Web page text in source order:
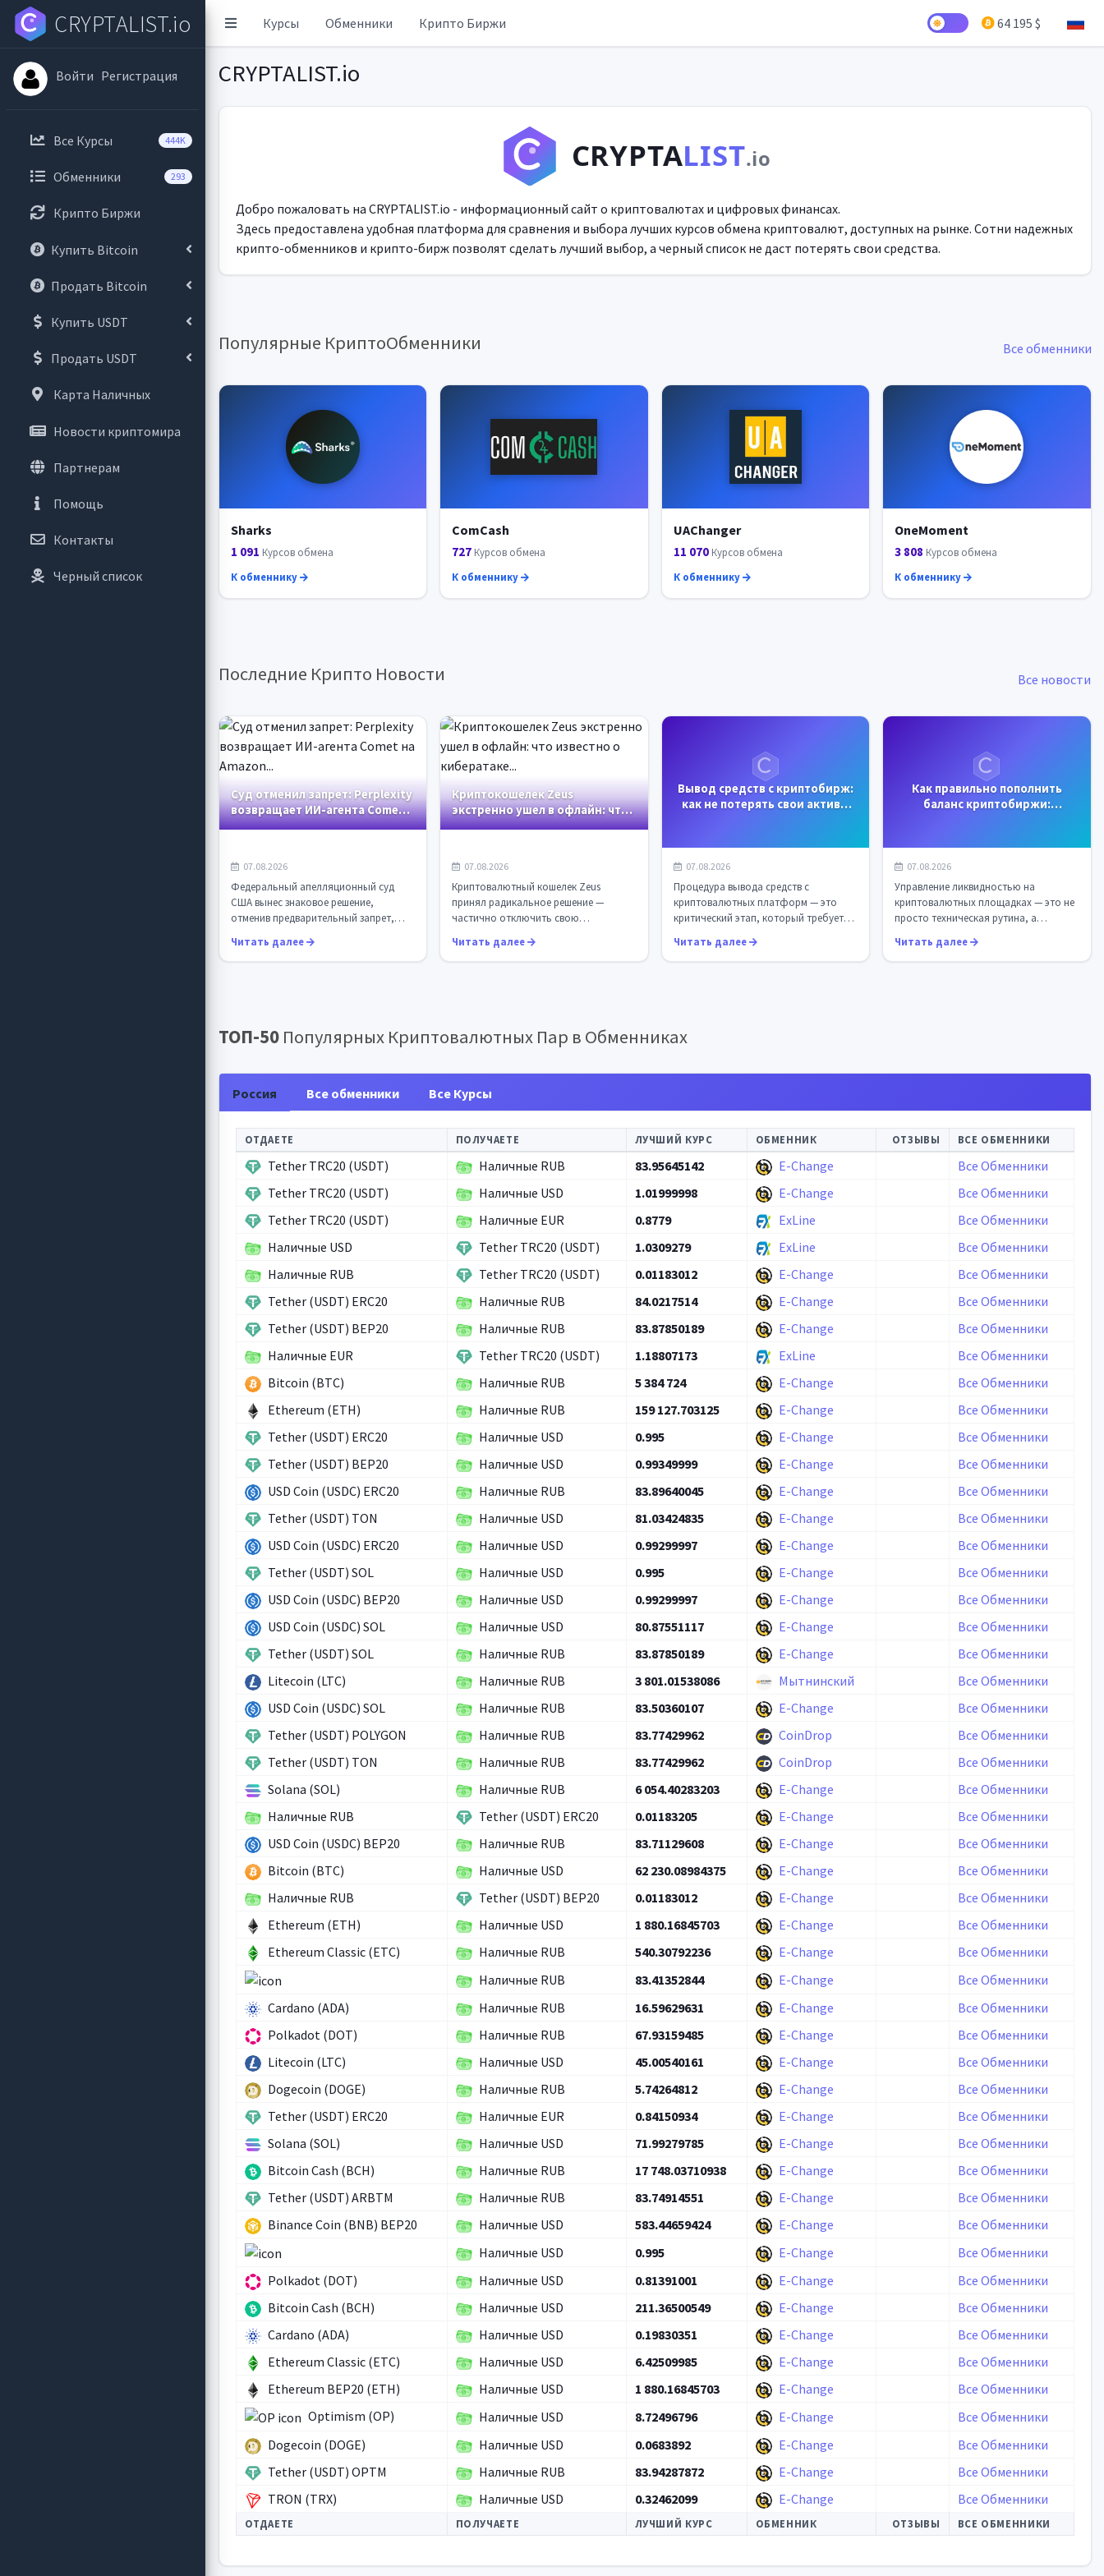
Курсы Обменники Крипто Биржи 64 195 $
CRYPTALIST.io
Войти Регистрация
Все Курсы 444K
Обменники 293
Крипто Биржи
Купить Bitcoin
Продать Bitcoin
Купить USDT
Продать USDT
Карта Наличных
Новости криптомира
Партнерам
Помощь
Контакты
Черный список
CRYPTALIST.io
CRYPTALIST.io
Добро пожаловать на CRYPTALIST.io - информационный сайт о криптовалютах и цифровых финансах.
Здесь предоставлена удобная платформа для сравнения и выбора лучших курсов обмена криптовалют, доступных на рынке. Сотни надежных
крипто-обменников и крипто-бирж позволят сделать лучший выбор, а черный список не даст потерять свои средства.
Популярные КриптоОбменники Все обменники
Sharks
1 091 Курсов обмена
К обменнику
ComCash
727 Курсов обмена
К обменнику
UAChanger
11 070Курсов обмена
К обменнику
OneMoment
3 808 Курсов обмена
К обменнику
Последние Крипто Новости Все новости
Суд отменил запрет: Perplexity
возвращает ИИ-агента Comet
на Amazon...
07.08.2026
Федеральный апелляционный суд
США вынес знаковое решение,
отменив предварительный запрет,
Читать далее
Криптокошелек Zeus
экстренно ушел в офлайн: что
известно о кибератаке...
07.08.2026
Криптовалютный кошелек Zeus
принял радикальное решение —
частично отключить свою
признак...
Читать далее
Вывод средств с криптобирж:
как не потерять свои активы
07.08.2026
Процедура вывода средств с
криптовалютных платформ — это
критический этап, который требует
Читать далее
Как правильно пополнить
баланс криптобиржи:
07.08.2026
Управление ликвидностью на
криптовалютных площадках — это не
просто техническая рутина, а
Читать далее
ТОП-50Популярных Криптовалютных Пар в Обменниках
Россия Все обменники Все Курсы
ОТДАЕТЕ ПОЛУЧАЕТЕ ЛУЧШИЙ КУРС ОБМЕННИК ОТЗЫВЫ ВСЕ ОБМЕННИКИ
Tether TRC20 (USDT) Наличные RUB 83.95645142 E-Change
Все Обменники
Tether TRC20 (USDT)
Наличные USD 1.01999998 E-Change
Все Обменники
Tether TRC20 (USDT)
Наличные EUR 0.8779 ExLine
Все Обменники
Наличные USD
Tether TRC20 (USDT) 1.0309279 ExLine
Все Обменники
Наличные RUB
Tether TRC20 (USDT) 0.01183012 E-Change
Все Обменники
Tether (USDT) ERC20
Наличные RUB 84.0217514 E-Change
Все Обменники
Tether (USDT) BEP20
Наличные RUB 83.87850189 E-Change
Все Обменники
Наличные EUR
Tether TRC20 (USDT) 1.18807173 ExLine
Все Обменники
Bitcoin (BTC)
Наличные RUB 5 384 724 E-Change
Все Обменники
Ethereum (ETH)
Наличные RUB 159 127.703125 E-Change
Все Обменники
Tether (USDT) ERC20
Наличные USD 0.995 E-Change
Все Обменники
Tether (USDT) BEP20
Наличные USD 0.99349999 E-Change
Все Обменники
USD Coin (USDC) ERC20
Наличные RUB 83.89640045 E-Change
Все Обменники
Tether (USDT) TON
Наличные USD 81.03424835 E-Change
Все Обменники
USD Coin (USDC) ERC20
Наличные USD 0.99299997 E-Change
Все Обменники
Tether (USDT) SOL
Наличные USD 0.995 E-Change
Все Обменники
USD Coin (USDC) BEP20
Наличные USD 0.99299997 E-Change
Все Обменники
USD Coin (USDC) SOL
Наличные USD 80.87551117 E-Change
Все Обменники
Tether (USDT) SOL
Наличные RUB 83.87850189 E-Change
Все Обменники
Litecoin (LTC)
Наличные RUB 3 801.01538086 Мытнинский
Все Обменники
USD Coin (USDC) SOL
Наличные RUB 83.50360107 E-Change
Все Обменники
Tether (USDT) POLYGON
Наличные RUB 83.77429962 CoinDrop
Все Обменники
Tether (USDT) TON
Наличные RUB 83.77429962 CoinDrop
Все Обменники
Solana (SOL)
Наличные RUB 6 054.40283203 E-Change
Все Обменники
Наличные RUB
Tether (USDT) ERC20 0.01183205 E-Change
Все Обменники
USD Coin (USDC) BEP20
Наличные RUB 83.71129608 E-Change
Все Обменники
Bitcoin (BTC)
Наличные USD 62 230.08984375 E-Change
Все Обменники
Наличные RUB
Tether (USDT) BEP20 0.01183012 E-Change
Все Обменники
Ethereum (ETH)
Наличные USD 1 880.16845703 E-Change
Все Обменники
Ethereum Classic (ETC)
Наличные RUB 540.30792236 E-Change
Все Обменники
Наличные RUB
83.41352844 E-Change
Все Обменники
Cardano (ADA)
Наличные RUB 16.59629631 E-Change
Все Обменники
Polkadot (DOT)
Наличные RUB 67.93159485 E-Change
Все Обменники
Litecoin (LTC)
Наличные USD 45.00540161 E-Change
Все Обменники
Dogecoin (DOGE)
Наличные RUB 5.74264812 E-Change
Все Обменники
Tether (USDT) ERC20
Наличные EUR 0.84150934 E-Change
Все Обменники
Solana (SOL)
Наличные USD 71.99279785 E-Change
Все Обменники
Bitcoin Cash (BCH)
Наличные RUB 17 748.03710938 E-Change
Все Обменники
Tether (USDT) ARBTM
Наличные RUB 83.74914551 E-Change
Все Обменники
Binance Coin (BNB) BEP20
Наличные USD 583.44659424 E-Change
Все Обменники
Наличные USD
0.995 E-Change
Все Обменники
Polkadot (DOT)
Наличные USD 0.81391001 E-Change
Все Обменники
Bitcoin Cash (BCH)
Наличные USD 211.36500549 E-Change
Все Обменники
Cardano (ADA)
Наличные USD 0.19830351 E-Change
Все Обменники
Ethereum Classic (ETC)
Наличные USD 6.42509985 E-Change
Все Обменники
Ethereum BEP20 (ETH)
Наличные USD 1 880.16845703 E-Change
Все Обменники
Optimism (OP)
Наличные USD 8.72496796 E-Change
Все Обменники
Dogecoin (DOGE)
Наличные USD 0.0683892 E-Change
Все Обменники
Tether (USDT) OPTM
Наличные RUB 83.94287872 E-Change
Все Обменники
TRON (TRX)
Наличные USD 0.32462099 E-Change Все Обменники
ОТДАЕТЕ ПОЛУЧАЕТЕ ЛУЧШИЙ КУРС ОБМЕННИК ОТЗЫВЫ ВСЕ ОБМЕННИКИ